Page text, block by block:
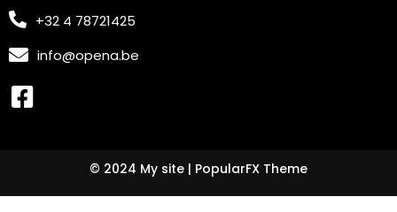
+32 4 78721425
info@opena.be
© 2024 My site | PopularFX Theme